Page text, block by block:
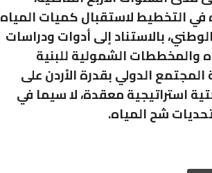
التخطيط لاستقبال كميات المياه
بالاستناد إلى أدوات ودراسات
والمخططات الشمولية للبنية
الدولي بقدرة الأردن على
استراتيجية معقدة، لا سيما في
شح المياه.